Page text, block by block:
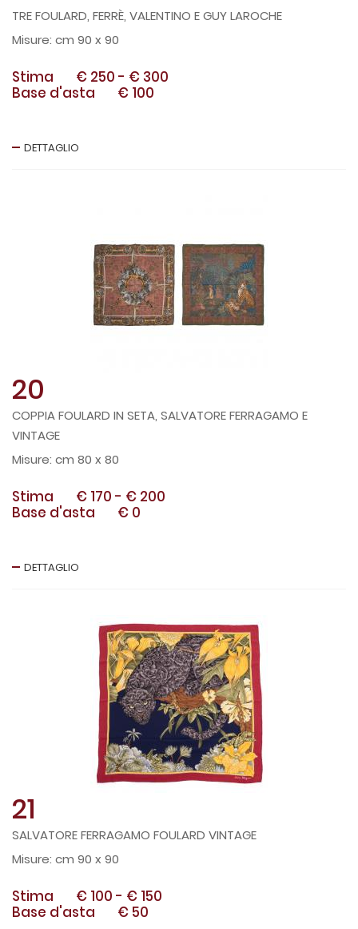
TRE FOULARD, FERRÈ, VALENTINO E GUY LAROCHE
cm 90 x 90
Stima € 250 - € 300
Base d'asta
€ 100
DETTAGLIO
20
COPPIA FOULARD IN SETA, SALVATORE FERRAGAMO E
VINTAGE
cm 80 x 80
Stima € 170 - € 200
Base d'asta
€ 0
DETTAGLIO
21
SALVATORE FERRAGAMO FOULARD VINTAGE
cm 90 x 90
Stima € 100 - € 150
Base d'asta
€ 50